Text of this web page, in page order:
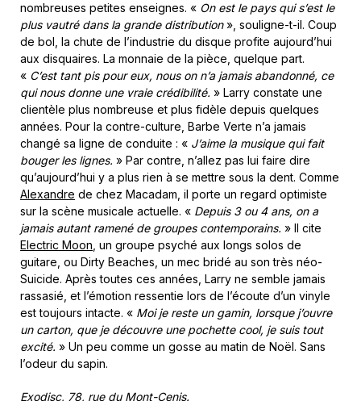
nombreuses petites enseignes. « On est le pays qui s’est le
plus vautré dans la grande distribution», souligne-t-il. Coup
de bol, la chute de l’industrie du disque profite aujourd’hui
aux disquaires. La monnaie de la pièce, quelque part.
« C’est tant pis pour eux, nous on n’a jamais abandonné, ce
qui nous donne une vraie crédibilité. » Larry constate une
clientèle plus nombreuse et plus fidèle depuis quelques
années. Pour la contre-culture, Barbe Verte n’a jamais
changé sa ligne de conduite : « J’aime la musique qui fait
bouger les lignes. » Par contre, n’allez pas lui faire dire
qu’aujourd’hui y a plus rien à se mettre sous la dent. Comme
Alexandre de chez Macadam, il porte un regard optimiste
sur la scène musicale actuelle. « Depuis 3 ou 4 ans, on a
jamais autant ramené de groupes contemporains. » Il cite
Electric Moon , un groupe psyché aux longs solos de
guitare, ou Dirty Beaches, un mec bridé au son très néo-
Suicide. Après toutes ces années, Larry ne semble jamais
rassasié, et l’émotion ressentie lors de l’écoute d’un vinyle
est toujours intacte. « Moi je reste un gamin, lorsque j’ouvre
un carton, que je découvre une pochette cool, je suis tout
excité. » Un peu comme un gosse au matin de Noël. Sans
l’odeur du sapin.
Exodisc, 78, rue du Mont-Cenis.